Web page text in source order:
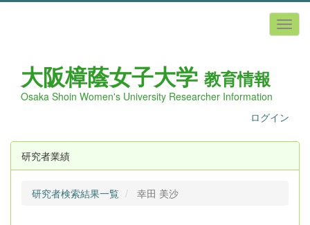
大阪樟蔭女子大学 教育情報
Osaka Shoin Women's University Researcher Information
ログイン
研究者業績
研究者検索結果一覧 幸田 美沙